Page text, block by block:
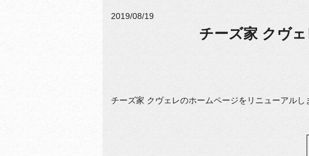
2019/08/19
チーズ家 クヴ
チーズ家 クヴェレのホームページをリニューアル